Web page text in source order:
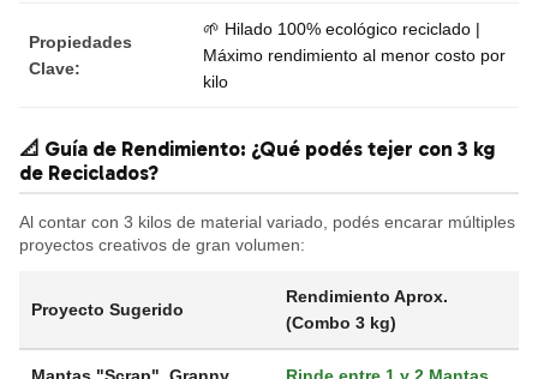
Propiedades
Clave:
🌱 Hilado 100% ecológico reciclado |
Máximo rendimiento al menor costo por
kilo
📐 Guía de Rendimiento: ¿Qué podés tejer con 3 kg
de Reciclados?
Al contar con 3 kilos de material variado, podés encarar múltiples
proyectos creativos de gran volumen:
Proyecto Sugerido
Rendimiento Aprox.
(Combo 3 kg)